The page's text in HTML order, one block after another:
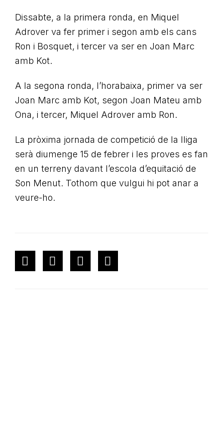
Dissabte, a la primera ronda, en Miquel
Adrover va fer primer i segon amb els cans
Ron i Bosquet, i tercer va ser en Joan Marc
amb Kot.
A la segona ronda, l’horabaixa, primer va ser
Joan Marc amb Kot, segon Joan Mateu amb
Ona, i tercer, Miquel Adrover amb Ron.
La pròxima jornada de competició de la lliga
serà diumenge 15 de febrer i les proves es fan
en un terreny davant l’escola d’equitació de
Son Menut. Tothom que vulgui hi pot anar a
veure-ho.